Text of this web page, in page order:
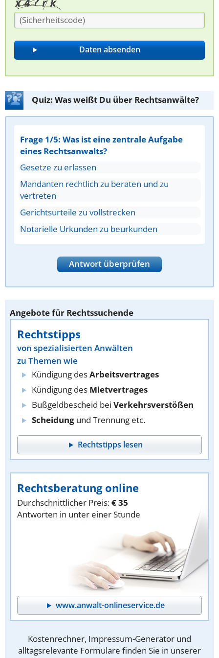
Quiz: Was weißt Du über Rechtsanwälte?
Frage 1/5: Was ist eine zentrale Aufgabe
eines Rechtsanwalts?
Gesetze zu erlassen
Mandanten rechtlich zu beraten und zu
vertreten
Gerichtsurteile zu vollstrecken
Notarielle Urkunden zu beurkunden
Antwort überprüfen
Angebote für Rechtssuchende
Rechtstipps
von spezialisierten Anwälten
zu Themen wie
Kündigung desArbeitsvertrages
Kündigung des Mietvertrages
Bußgeldbescheid bei Verkehrsverstößen
Scheidung und Trennung etc.
Rechtstipps lesen
Rechtsberatung online
Durchschnittlicher Preis:€ 35
Antworten in unter einer Stunde
www.anwalt-onlineservice.de
Kostenrechner, Impressum-Generator und
alltagsrelevante Formulare finden Sie in unserer